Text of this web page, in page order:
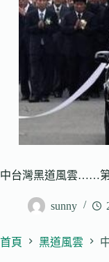
中台灣黑道風雲……
sunny
首頁 黑道風雲